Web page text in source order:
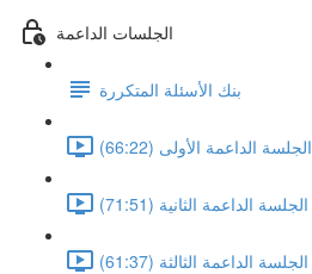
الجلسات الداعمة
بنك الأسئلة المتكررة
الجلسة الداعمة الأولى (66:22)
الجلسة الداعمة الثانية (71:51)
الجلسة الداعمة الثالثة (61:37)